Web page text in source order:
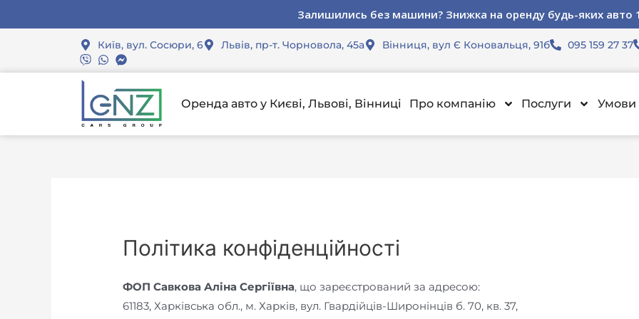
Спеціальна пропозиція для юридичних осіб. Знижка 15% на
Залишились без машини? Знижка на оренду будь-яких авто
Спеціальна пропозиція для юридичних осіб. Знижка 15% на
Залишились без машини? Знижка на оренду будь-яких авто
Спеціальна пропозиція для юридичних осіб. Знижка 15% на
Залишились без машини? Знижка на оренду будь-яких авто
Київ, вул. Сосюри, 6 Львів, пр-т. Чорновола, 45а Вінниця, вул Є Коновальця, 91б 095 159 27 37
Оренда авто у Києві, Львові, Вінниці Про компанію Послуги Умови
Політика конфіденційності
ФОП Савкова Аліна Сергіївна, що зареєстрований за адресою:
61183, Харківська обл., м. Харків, вул. Гвардійців-Широнінців б. 70, кв. 37,